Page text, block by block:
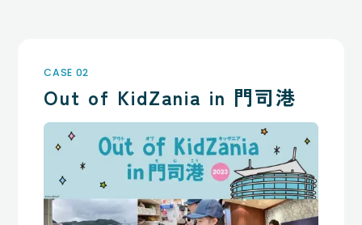
CASE 02
Out of KidZania in 門司港